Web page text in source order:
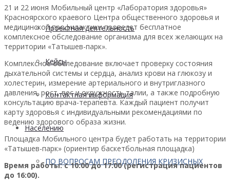
Проектная деятельность
Кейсы
Контактная информация
Населению
ПО ВОПРОСАМ ПРЕОДОЛЕНИЯ КРИЗИСНЫХ
21 и 22 июня Мобильный центр «Лаборатория здоровья»
Красноярского краевого Центра общественного здоровья и
медицинской профилактики проведет бесплатное
комплексное обследование организма для всех желающих на
территории «Татышев-парк».
Комплексное обследование включает проверку состояния
дыхательной системы и сердца, анализ крови на глюкозу и
холестерин, измерение артериального и внутриглазного
давления, рост, вес и окружность талии, а также подробную
консультацию врача-терапевта. Каждый пациент получит
карту здоровья с индивидуальными рекомендациями по
ведению здорового образа жизни.
Площадка Мобильного центра будет работать на территории
«Татышев-парк» (ориентир баскетбольная площадка)
Время работы: с 10:00 до 17:00 (регистрация пациентов
до 16:00).